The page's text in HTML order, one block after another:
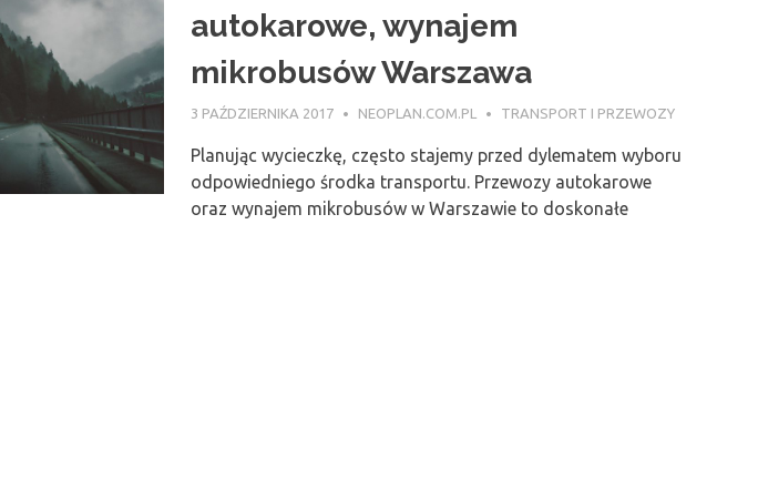
autokarowe, wynajem
mikrobusów Warszawa
3 PAŹDZIERNIKA 2017 NEOPLAN.COM.PL TRANSPORT I PRZEWOZY
Planując wycieczkę, często stajemy przed dylematem wyboru
odpowiedniego środka transportu. Przewozy autokarowe
oraz wynajem mikrobusów w Warszawie to doskonałe